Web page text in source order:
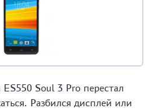
Soul 3 Pro перестал
Разбился дисплей или